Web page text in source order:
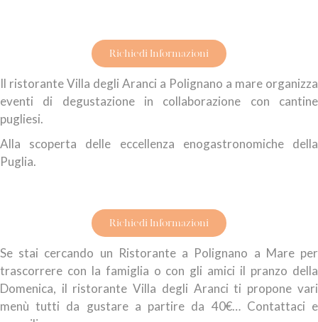
Richiedi Informazioni
Il ristorante Villa degli Aranci a Polignano a mare organizza
eventi di degustazione in collaborazione con cantine
pugliesi.
Alla scoperta delle eccellenza enogastronomiche della
Puglia.
Richiedi Informazioni
Se stai cercando un Ristorante a Polignano a Mare per
trascorrere con la famiglia o con gli amici il pranzo della
Domenica, il ristorante Villa degli Aranci ti propone vari
menù tutti da gustare a partire da 40€… Contattaci e